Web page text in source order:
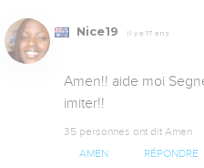
Nice19 Il y a 17 ans
Amen!! aide moi
imiter!!
35 personnes ont dit Amen
AMEN RÉPONDRE